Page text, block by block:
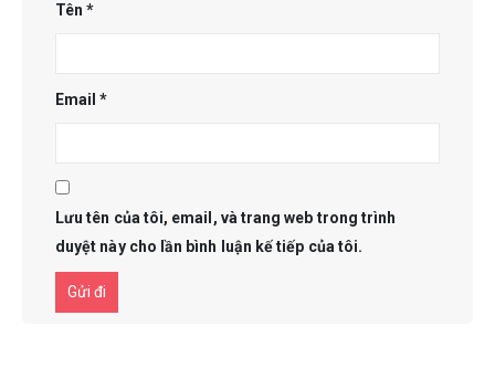
Tên*
Email*
Lưu tên của tôi, email, và trang web trong trình
duyệt này cho lần bình luận kế tiếp của tôi.